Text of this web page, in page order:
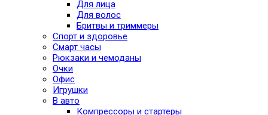
Для лица
Для волос
Бритвы и триммеры
Спорт и здоровье
Смарт часы
Рюкзаки и чемоданы
Очки
Офис
Игрушки
В авто
Компрессоры и стартеры